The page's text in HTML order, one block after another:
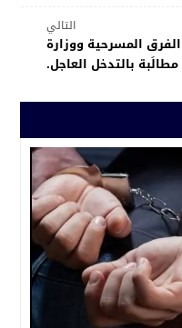
التالي
المسرحية ووزارة
مطالَبة بالتدخل العاجل.